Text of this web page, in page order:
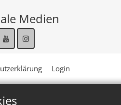
Medien
Login